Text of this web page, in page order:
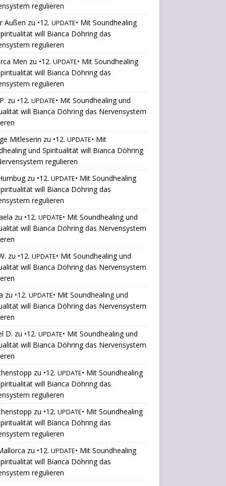
regulieren
Außen zu •12. UPDATE• Mit Soundhealing
will Bianca Döhring das
regulieren
Men zu •12. UPDATE• Mit Soundhealing
will Bianca Döhring das
regulieren
zu •12. UPDATE• Mit Soundhealing und
will Bianca Döhring das Nervensystem
Mitleserin zu •12. UPDATE• Mit
und Spiritualität will Bianca Döhring
regulieren
zu •12. UPDATE• Mit Soundhealing
will Bianca Döhring das
regulieren
zu •12. UPDATE• Mit Soundhealing und
will Bianca Döhring das Nervensystem
zu •12. UPDATE• Mit Soundhealing und
will Bianca Döhring das Nervensystem
zu •12. UPDATE• Mit Soundhealing und
will Bianca Döhring das Nervensystem
D. zu •12. UPDATE• Mit Soundhealing und
will Bianca Döhring das Nervensystem
zu •12. UPDATE• Mit Soundhealing
will Bianca Döhring das
regulieren
zu •12. UPDATE• Mit Soundhealing
will Bianca Döhring das
regulieren
zu •12. UPDATE• Mit Soundhealing
will Bianca Döhring das
regulieren